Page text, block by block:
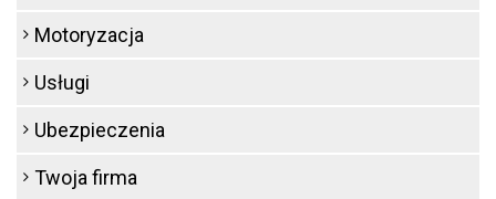
Motoryzacja
Usługi
Ubezpieczenia
Twoja firma